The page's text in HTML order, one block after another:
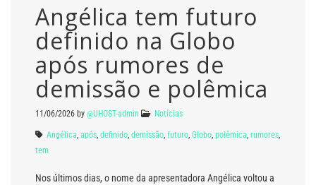
Angélica tem futuro
definido na Globo
após rumores de
demissão e polêmica
11/06/2026 by @UHOST-admin Notícias
Angélica, após, definido, demissão, futuro, Globo, polêmica, rumores,
tem
Nos últimos dias, o nome da apresentadora Angélica voltou a